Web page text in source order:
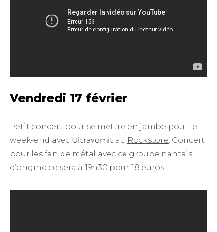
Vendredi 17 février
Petit concert pour se mettre en jambe pour le
week-end avec Ultravomit au Rockstore. Concert
pour les fan de métal avec ce groupe nantais
d’origine ce sera à 19h30 pour 18 euros.